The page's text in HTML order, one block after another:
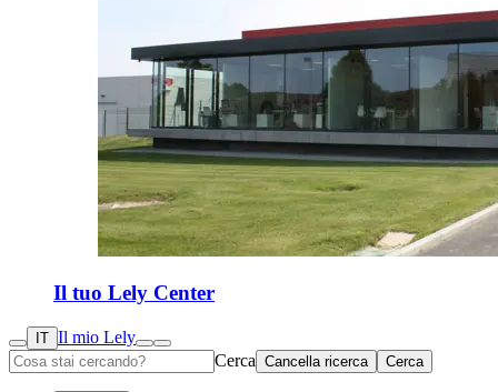
Il tuo Lely Center
IT Il mio Lely
Cerca Cancella ricerca Cerca